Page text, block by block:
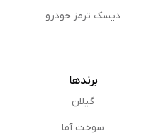
دیسک ترمز خودرو
برندها
گیلان
سوخت آما